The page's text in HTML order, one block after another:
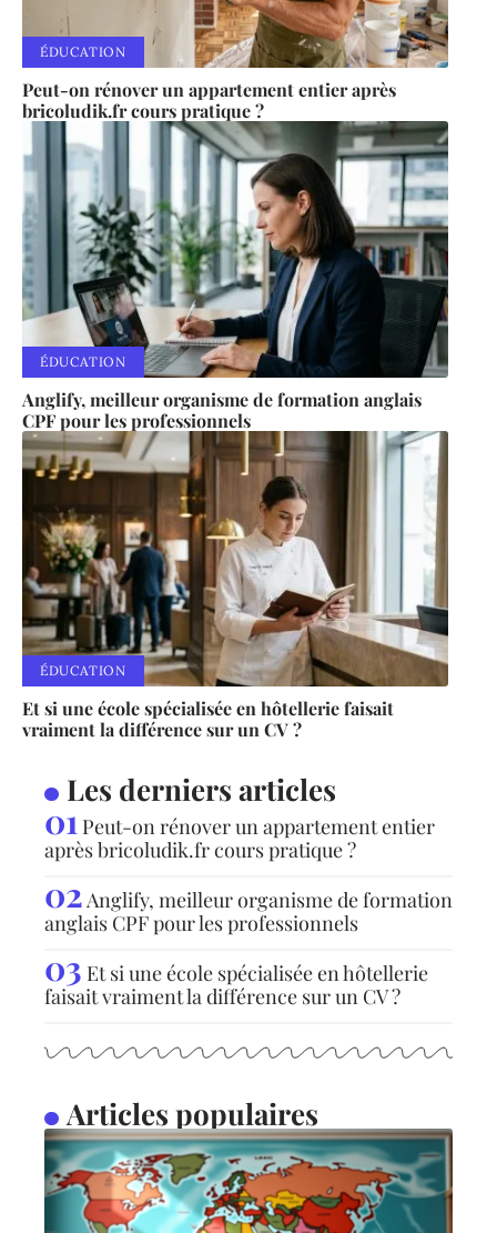
ÉDUCATION
Peut-on rénover un appartement entier après
bricoludik.fr cours pratique ?
ÉDUCATION
Anglify, meilleur organisme de formation anglais
CPF pour les professionnels
ÉDUCATION
Et si une école spécialisée en hôtellerie faisait
vraiment la différence sur un CV ?
Les derniers articles
Peut-on rénover un appartement entier
après bricoludik.fr cours pratique ?
Anglify, meilleur organisme de formation
anglais CPF pour les professionnels
Et si une école spécialisée en hôtellerie
faisait vraiment la différence sur un CV ?
Articles populaires